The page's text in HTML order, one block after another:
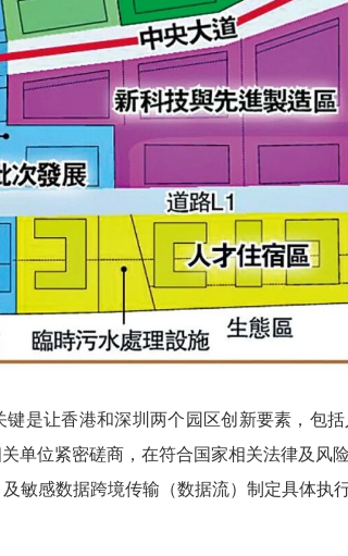
是让香港和深圳两个园区创新要素，包
单位紧密磋商，在符合国家相关法律及风
敏感数据跨境传输（数据流）制定具体执行